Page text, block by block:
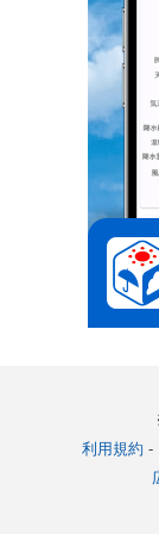
利用規約 -